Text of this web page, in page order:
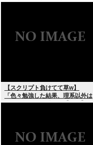
誘き出し、銃撃で天誅！
【スクリプト負けてて草w】
「色々勉強した結果、理系以外は
エラー品だと気付いた【ガチ】」